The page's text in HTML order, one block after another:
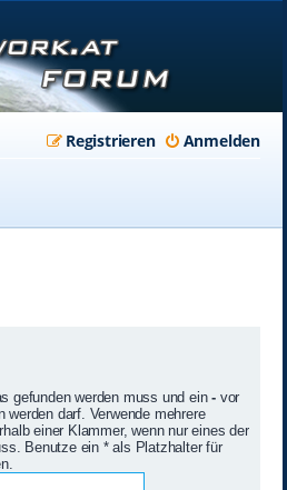
Anmelden
Registrieren
gefunden werden muss und ein-vor
darf. Verwende mehrere
einer Klammer, wenn nur eines der
Benutze ein * als Platzhalter für